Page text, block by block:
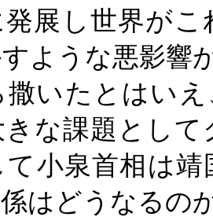
発展し世界が
ような悪影響
いたとはいえ
な課題とし
て小泉首相は
はどうなるの